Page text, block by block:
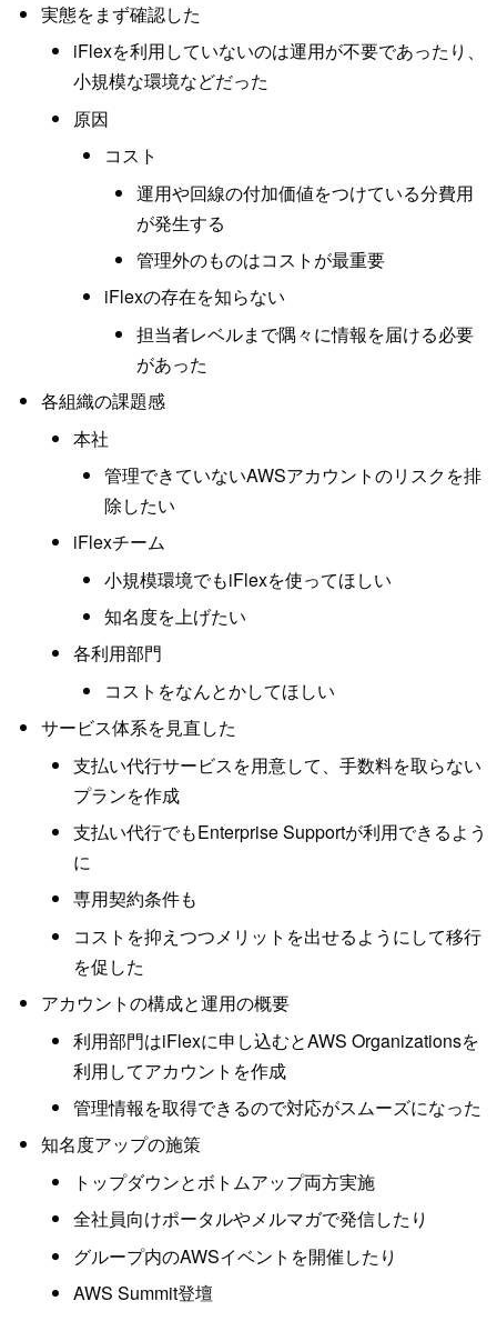
実態をまず確認した
iFlexを利用していないのは運用が不要であったり、
小規模な環境などだった
原因
コスト
運用や回線の付加価値をつけている分費用
が発生する
管理外のものはコストが最重要
iFlexの存在を知らない
担当者レベルまで隅々に情報を届ける必要
があった
各組織の課題感
本社
管理できていないAWSアカウントのリスクを排
除したい
iFlexチーム
小規模環境でもiFlexを使ってほしい
知名度を上げたい
各利用部門
コストをなんとかしてほしい
サービス体系を見直した
支払い代行サービスを用意して、手数料を取らない
プランを作成
支払い代行でもEnterprise Supportが利用できるよう
に
専用契約条件も
コストを抑えつつメリットを出せるようにして移行
を促した
アカウントの構成と運用の概要
利用部門はiFlexに申し込むとAWS Organizationsを
利用してアカウントを作成
管理情報を取得できるので対応がスムーズになった
知名度アップの施策
トップダウンとボトムアップ両方実施
全社員向けポータルやメルマガで発信したり
グループ内のAWSイベントを開催したり
AWS Summit登壇